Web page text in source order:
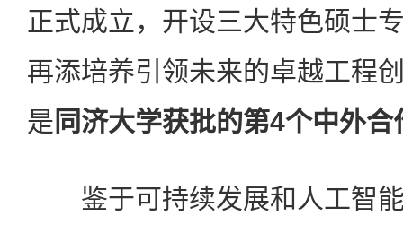
正式成立，开设三大特色硕士
再添培养引领未来的卓越工程
是 同济大学获批的第4个中外合
鉴于可持续发展和人工智能